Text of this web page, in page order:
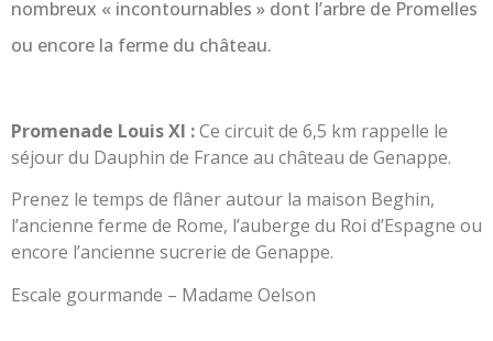
nombreux « incontournables » dont l’arbre de Promelles
ou encore la ferme du château.
Promenade Louis XI :Ce circuit de 6,5 km rappelle le
séjour du Dauphin de France au château de Genappe.
Prenez le temps de flâner autour la maison Beghin,
l’ancienne ferme de Rome, l’auberge du Roi d’Espagne ou
encore l’ancienne sucrerie de Genappe.
Escale gourmande – Madame Oelson